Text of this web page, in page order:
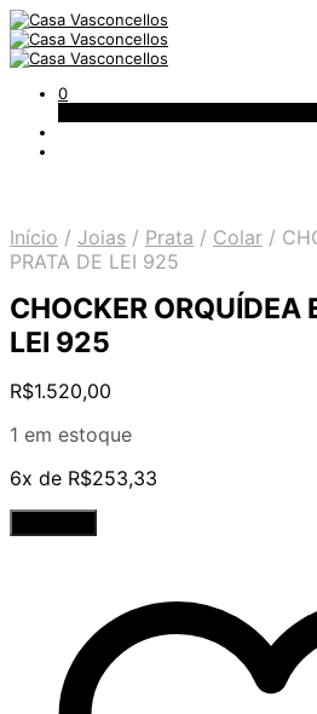
0
Início / Joias / Prata / Colar /
PRATA DE LEI 925
CHOCKER ORQUÍDEA
LEI 925
R$1.520,00
1 em estoque
6x de R$253,33
quantidade